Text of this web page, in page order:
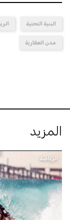
البنية التحتية
مدن العقارية
المزيد
الرياضة